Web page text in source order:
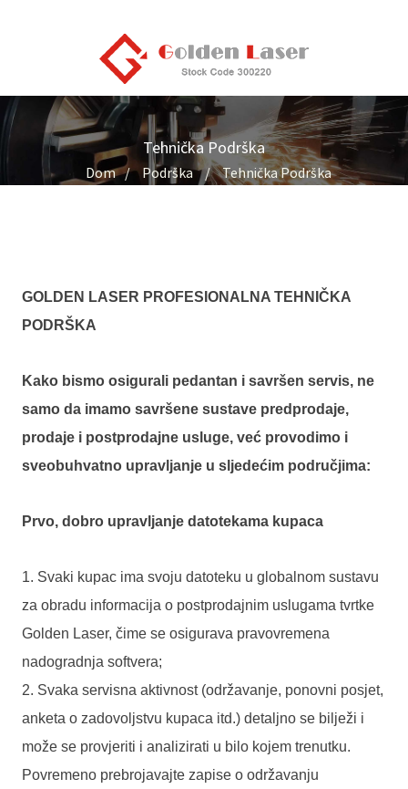
Tehnička Podrška
Dom Podrška Tehnička Podrška
GOLDEN LASER PROFESIONALNA TEHNIČKA
PODRŠKA
Kako bismo osigurali pedantan i savršen servis, ne
samo da imamo savršene sustave predprodaje,
prodaje i postprodajne usluge, već provodimo i
sveobuhvatno upravljanje u sljedećim područjima:
Prvo, dobro upravljanje datotekama kupaca
1. Svaki kupac ima svoju datoteku u globalnom sustavu
za obradu informacija o postprodajnim uslugama tvrtke
Golden Laser, čime se osigurava pravovremena
nadogradnja softvera;
2. Svaka servisna aktivnost (održavanje, ponovni posjet,
anketa o zadovoljstvu kupaca itd.) detaljno se bilježi i
može se provjeriti i analizirati u bilo kojem trenutku.
Povremeno prebrojavajte zapise o održavanju